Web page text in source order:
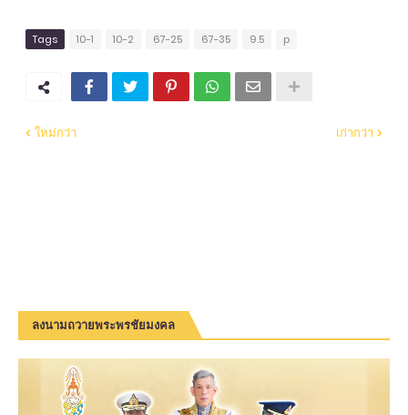
Tags 10-1 10-2 67-25 67-35 9.5 p
ใหม่กว่า เก่ากว่า
ลงนามถวายพระพรชัยมงคล